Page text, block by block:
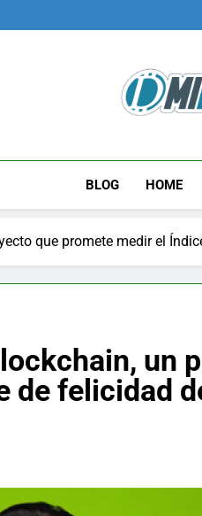
BLOG HOME
que promete medir el
un
de felicidad